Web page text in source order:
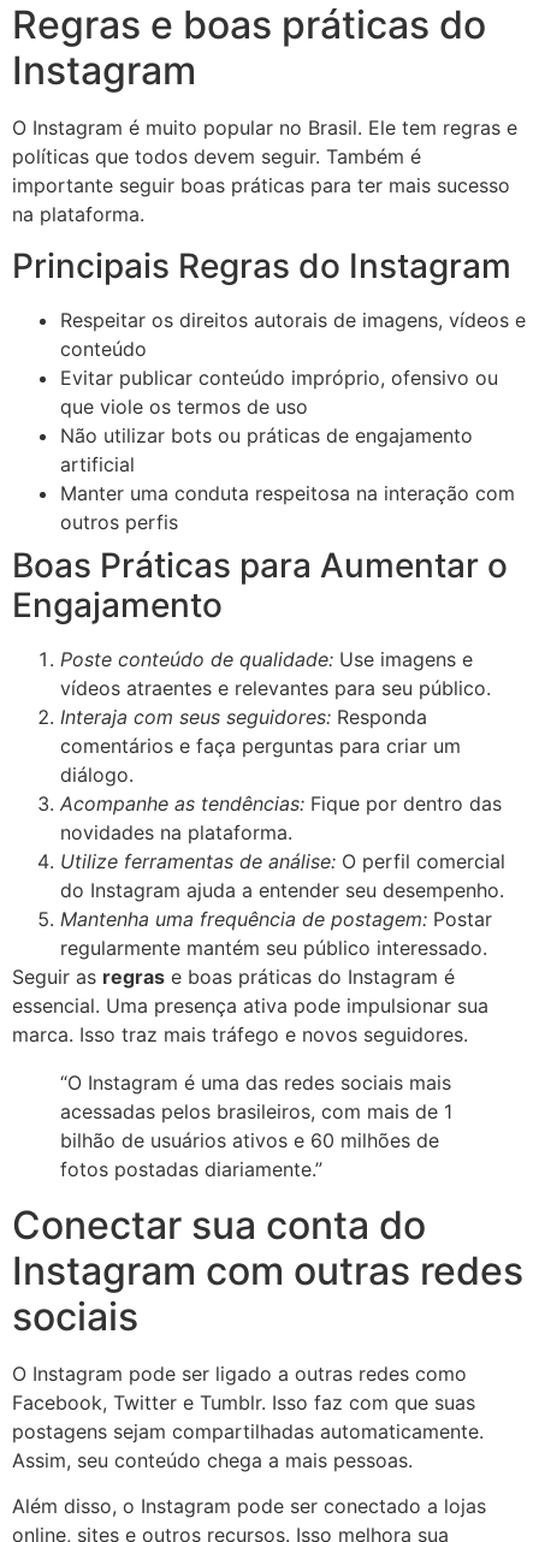
Regras e boas práticas do
Instagram
O Instagram é muito popular no Brasil. Ele tem regras e
políticas que todos devem seguir. Também é
importante seguir boas práticas para ter mais sucesso
na plataforma.
Principais Regras do Instagram
Respeitar os direitos autorais de imagens, vídeos e
conteúdo
Evitar publicar conteúdo impróprio, ofensivo ou
que viole os termos de uso
Não utilizar bots ou práticas de engajamento
artificial
Manter uma conduta respeitosa na interação com
outros perfis
Boas Práticas para Aumentar o
Engajamento
Poste conteúdo de qualidade: Use imagens e
vídeos atraentes e relevantes para seu público.
Interaja com seus seguidores: Responda
comentários e faça perguntas para criar um
diálogo.
Acompanhe as tendências: Fique por dentro das
novidades na plataforma.
Utilize ferramentas de análise: O perfil comercial
do Instagram ajuda a entender seu desempenho.
Mantenha uma frequência de postagem: Postar
regularmente mantém seu público interessado.
Seguir as regras e boas práticas do Instagram é
essencial. Uma presença ativa pode impulsionar sua
marca. Isso traz mais tráfego e novos seguidores.
“O Instagram é uma das redes sociais mais
acessadas pelos brasileiros, com mais de 1
bilhão de usuários ativos e 60 milhões de
fotos postadas diariamente.”
Conectar sua conta do
Instagram com outras redes
sociais
O Instagram pode ser ligado a outras redes como
Facebook, Twitter e Tumblr. Isso faz com que suas
postagens sejam compartilhadas automaticamente.
Assim, seu conteúdo chega a mais pessoas.
Além disso, o Instagram pode ser conectado a lojas
online, sites e outros recursos. Isso melhora sua